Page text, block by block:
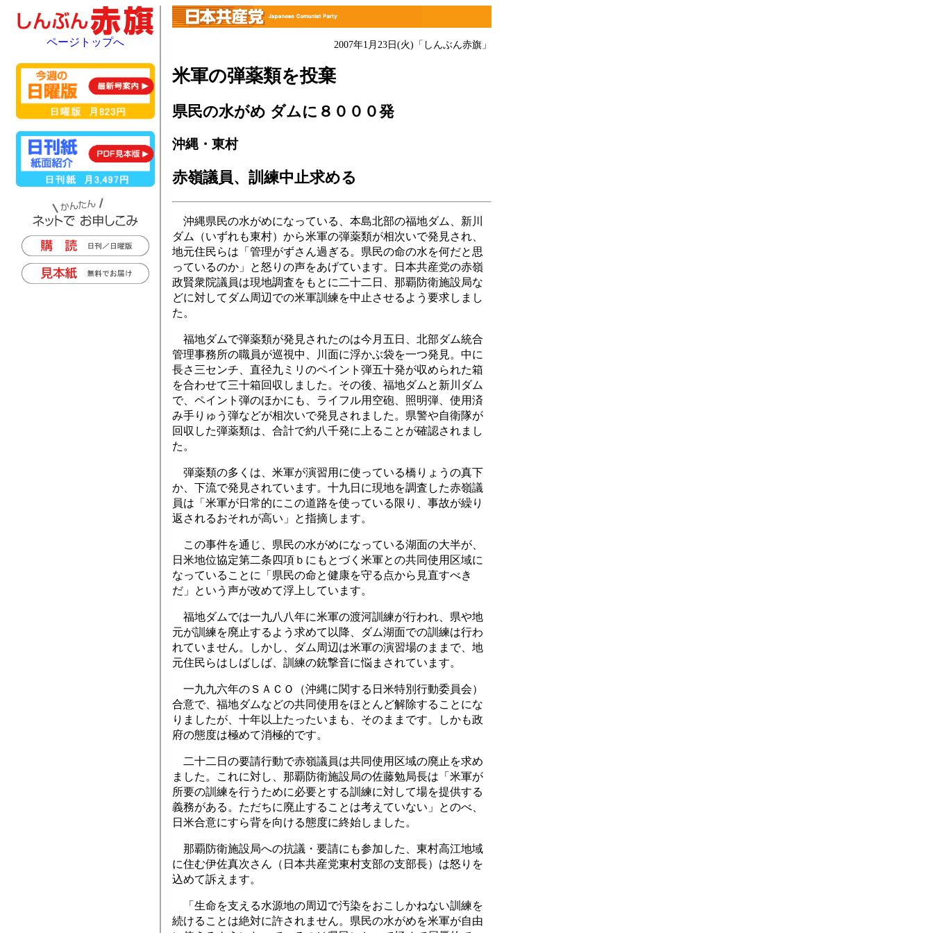
2007年1月23日(火) 「しんぶん赤旗」
米軍の弾薬類を投棄
県民の水がめ ダムに８０００発
沖縄・東村
赤嶺議員、訓練中止求める
沖縄県民の水がめになっている、本島北部の福地ダム、新川
ダム（いずれも東村）から米軍の弾薬類が相次いで発見され、
地元住民らは「管理がずさん過ぎる。県民の命の水を何だと思
っているのか」と怒りの声をあげています。日本共産党の赤嶺
政賢衆院議員は現地調査をもとに二十二日、那覇防衛施設局な
どに対してダム周辺での米軍訓練を中止させるよう要求しまし
た。
福地ダムで弾薬類が発見されたのは今月五日、北部ダム統合
管理事務所の職員が巡視中、川面に浮かぶ袋を一つ発見。中に
長さ三センチ、直径九ミリのペイント弾五十発が収められた箱
を合わせて三十箱回収しました。その後、福地ダムと新川ダム
で、ペイント弾のほかにも、ライフル用空砲、照明弾、使用済
み手りゅう弾などが相次いで発見されました。県警や自衛隊が
回収した弾薬類は、合計で約八千発に上ることが確認されまし
た。
弾薬類の多くは、米軍が演習用に使っている橋りょうの真下
か、下流で発見されています。十九日に現地を調査した赤嶺議
員は「米軍が日常的にこの道路を使っている限り、事故が繰り
返されるおそれが高い」と指摘します。
この事件を通じ、県民の水がめになっている湖面の大半が、
日米地位協定第二条四項ｂにもとづく米軍との共同使用区域に
なっていることに「県民の命と健康を守る点から見直すべき
だ」という声が改めて浮上しています。
福地ダムでは一九八八年に米軍の渡河訓練が行われ、県や地
元が訓練を廃止するよう求めて以降、ダム湖面での訓練は行わ
れていません。しかし、ダム周辺は米軍の演習場のままで、地
元住民らはしばしば、訓練の銃撃音に悩まされています。
一九九六年のＳＡＣＯ（沖縄に関する日米特別行動委員会）
合意で、福地ダムなどの共同使用をほとんど解除することにな
りましたが、十年以上たったいまも、そのままです。しかも政
府の態度は極めて消極的です。
二十二日の要請行動で赤嶺議員は共同使用区域の廃止を求め
ました。これに対し、那覇防衛施設局の佐藤勉局長は「米軍が
所要の訓練を行うために必要とする訓練に対して場を提供する
義務がある。ただちに廃止することは考えていない」とのべ、
日米合意にすら背を向ける態度に終始しました。
那覇防衛施設局への抗議・要請にも参加した、東村高江地域
に住む伊佐真次さん（日本共産党東村支部の支部長）は怒りを
込めて訴えます。
「生命を支える水源地の周辺で汚染をおこしかねない訓練を
続けることは絶対に許されません。県民の水がめを米軍が自由
ページトップへ